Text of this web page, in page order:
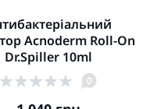
Acnoderm Roll-On
Dr.Spiller 10ml
0